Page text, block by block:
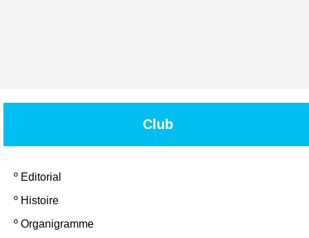
Club
º Editorial
º Histoire
º Organigramme